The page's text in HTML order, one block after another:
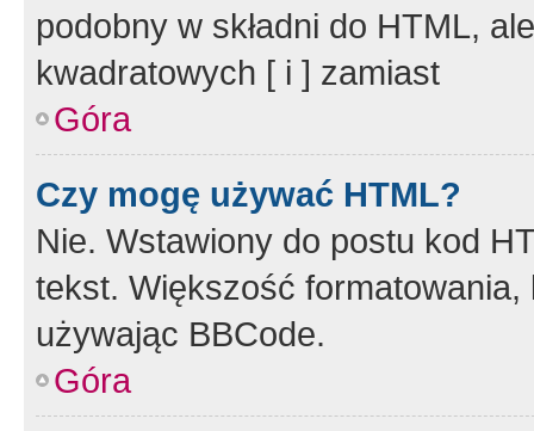
podobny w składni do HTML,
kwadratowych [ i ] zamiast
Góra
Czy mogę używać HTML?
Nie. Wstawiony do postu kod
tekst. Większość
używając BBCode.
Góra